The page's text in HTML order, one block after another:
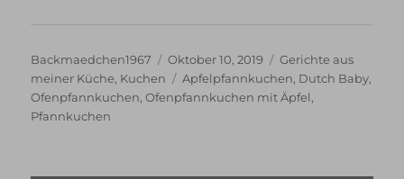
Autor
Backmaedchen1967
Veröffentlicht
am
Oktober 10, 2019 Kategorien
Gerichte aus
meiner Küche, Kuchen Schlagwörter
Apfelpfannkuchen, Dutch Baby,
Ofenpfannkuchen,Ofenpfannkuchen mit Äpfel,
Pfannkuchen